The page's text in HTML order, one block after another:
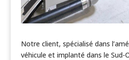
Notre client, spécialisé dans
véhicule et implanté dans le Sud-